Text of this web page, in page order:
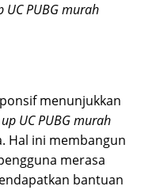
UC PUBG murah
menunjukkan
UC PUBG murah
Hal ini membangun
merasa
bantuan